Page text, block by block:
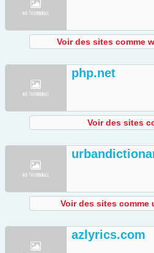
Voir des sites comme
php.net
Voir des sites
Voir des sites comme
azlyrics.com